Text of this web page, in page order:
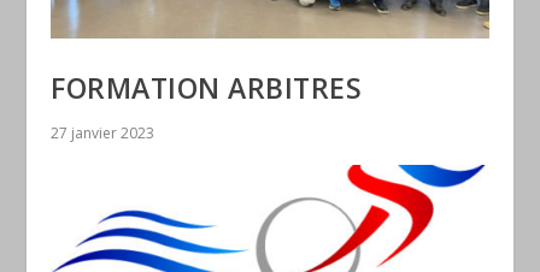
FORMATION ARBITRES
27 janvier 2023